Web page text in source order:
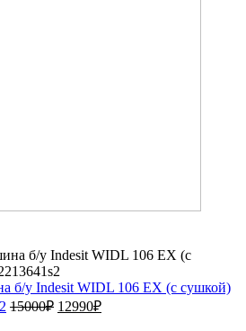
б/у Indesit WIDL 106 EX (с сушкой)
15000₽ 12990₽